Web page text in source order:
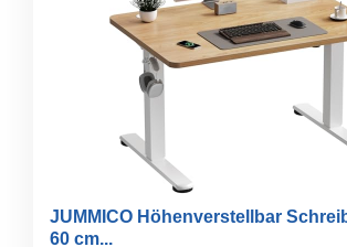
JUMMICO Höhenverstellbar
60 cm...